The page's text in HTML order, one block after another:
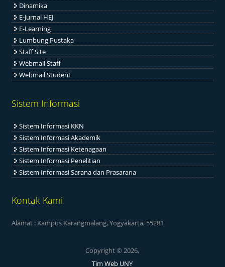
Dinamika
E-Jurnal HEJ
E-Learning
Lumbung Pustaka
Staff Site
Webmail Staff
Webmail Student
Sistem Informasi
Sistem Informasi KKN
Sistem Informasi Akademik
Sistem Informasi Ketenagaan
Sistem Informasi Penelitian
Sistem Informasi Sarana dan Prasarana
Kontak Kami
Alamat : Kampus Karangmalang, Yogyakarta, 55281
Copyright © 2026,
Tim Web UNY